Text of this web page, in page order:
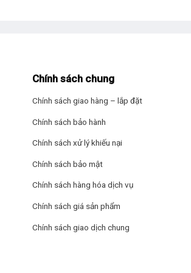
mà còn giữ cho tủ đông Hòa Phát hoạt động
tốt.
Chính sách chung
Chính sách giao hàng – lắp đặt
Chính sách bảo hành
Chính sách xử lý khiếu nại
Chính sách bảo mật
Chính sách hàng hóa dịch vụ
Chính sách giá sản phẩm
Chính sách giao dịch chung